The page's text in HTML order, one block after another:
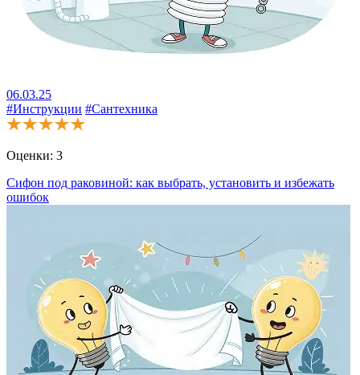
06.03.25
#Инструкции #Сантехника
Оценки: 3
Сифон под раковиной: как выбрать, установить и избежать
ошибок